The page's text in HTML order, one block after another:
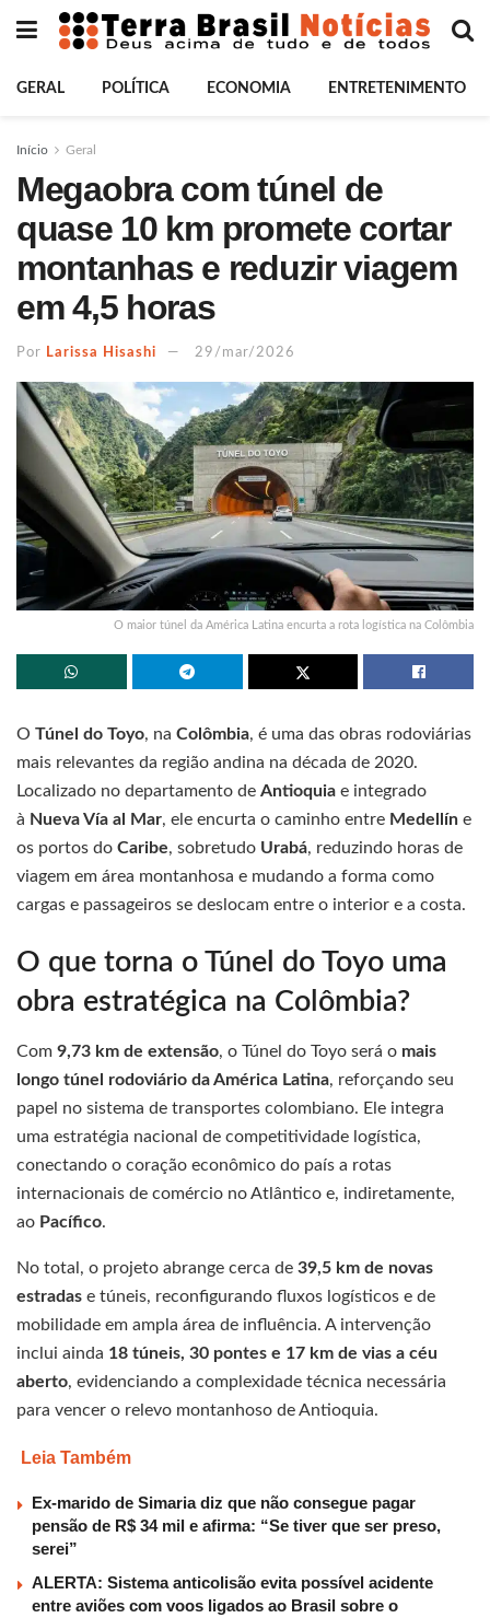
GERAL POLÍTICA ECONOMIA ENTRETENIMENTO
Início Geral
Megaobra com túnel de
quase 10 km promete cortar
montanhas e reduzir viagem
em 4,5 horas
Por Larissa Hisashi 29/mar/2026
O maior túnel da América Latina encurta a rota logística na Colômbia
O Túnel do Toyo, na Colômbia, é uma das obras rodoviárias
mais relevantes da região andina na década de 2020.
Localizado no departamento de Antioquia e integrado
à Nueva Vía al Mar, ele encurta o caminho entre Medellín e
os portos do Caribe, sobretudo Urabá, reduzindo horas de
viagem em área montanhosa e mudando a forma como
cargas e passageiros se deslocam entre o interior e a costa.
O que torna o Túnel do Toyo uma
obra estratégica na Colômbia?
Com 9,73 km de extensão, o Túnel do Toyo será o mais
longo túnel rodoviário da América Latina, reforçando seu
papel no sistema de transportes colombiano. Ele integra
uma estratégia nacional de competitividade logística,
conectando o coração econômico do país a rotas
internacionais de comércio no Atlântico e, indiretamente,
ao Pacífico.
No total, o projeto abrange cerca de 39,5 km de novas
estradas e túneis, reconfigurando fluxos logísticos e de
mobilidade em ampla área de influência. A intervenção
inclui ainda 18 túneis, 30 pontes e 17 km de vias a céu
aberto, evidenciando a complexidade técnica necessária
para vencer o relevo montanhoso de Antioquia.
Leia Também
Ex-marido de Simaria diz que não consegue pagar
pensão de R$ 34 mil e afirma: “Se tiver que ser preso,
serei”
ALERTA: Sistema anticolisão evita possível acidente
entre aviões com voos ligados ao Brasil sobre o